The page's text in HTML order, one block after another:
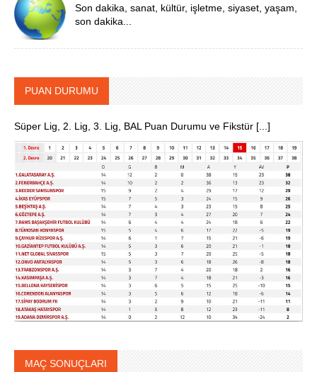
Son dakika, sanat, kültür, işletme, siyaset, yaşam,
son dakika...
PUAN DURUMU
Süper Lig, 2. Lig, 3. Lig, BAL Puan Durumu ve Fikstür [...]
MAÇ SONUÇLARI